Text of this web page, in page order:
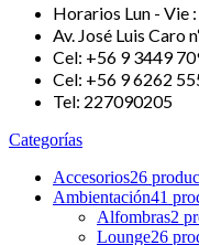
Horarios Lun - Vie
Av. José Luis Caro
Cel: +56 9 3449
Cel: +56 9 6262
Tel: 227090205
Categorías
Accesorios26
Ambientación41
Alfombras2
Lounge26